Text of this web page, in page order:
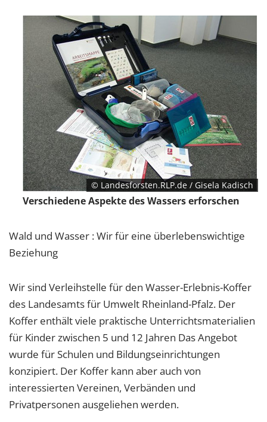
© Landesforsten.RLP.de / Gisela Kadisch
Verschiedene Aspekte des Wassers erforschen
Wald und Wasser : Wir für eine überlebenswichtige
Beziehung
Wir sind Verleihstelle für den Wasser-Erlebnis-Koffer
des Landesamts für Umwelt Rheinland-Pfalz. Der
Koffer enthält viele praktische Unterrichtsmaterialien
für Kinder zwischen 5 und 12 Jahren Das Angebot
wurde für Schulen und Bildungseinrichtungen
konzipiert. Der Koffer kann aber auch von
interessierten Vereinen, Verbänden und
Privatpersonen ausgeliehen werden.
Cookie Laufzeit:
1 Jahr
EXTERNE MEDIEN
Um Inhalte von Videoplattformen und Social Media
Plattformen anzeigen zu können, werden von
diesen externen Medien Cookies gesetzt.
YouTube
Vimeo